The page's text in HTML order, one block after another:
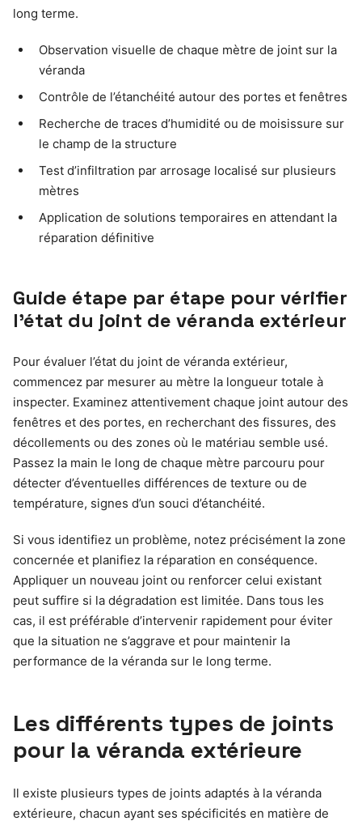
long terme.
Observation visuelle de chaque mètre de joint sur la
véranda
Contrôle de l’étanchéité autour des portes et fenêtres
Recherche de traces d’humidité ou de moisissure sur
le champ de la structure
Test d’infiltration par arrosage localisé sur plusieurs
mètres
Application de solutions temporaires en attendant la
réparation définitive
Guide étape par étape pour vérifier
l’état du joint de véranda extérieur
Pour évaluer l’état du joint de véranda extérieur,
commencez par mesurer au mètre la longueur totale à
inspecter. Examinez attentivement chaque joint autour des
fenêtres et des portes, en recherchant des fissures, des
décollements ou des zones où le matériau semble usé.
Passez la main le long de chaque mètre parcouru pour
détecter d’éventuelles différences de texture ou de
température, signes d’un souci d’étanchéité.
Si vous identifiez un problème, notez précisément la zone
concernée et planifiez la réparation en conséquence.
Appliquer un nouveau joint ou renforcer celui existant
peut suffire si la dégradation est limitée. Dans tous les
cas, il est préférable d’intervenir rapidement pour éviter
que la situation ne s’aggrave et pour maintenir la
performance de la véranda sur le long terme.
Les différents types de joints
pour la véranda extérieure
Il existe plusieurs types de joints adaptés à la véranda
extérieure, chacun ayant ses spécificités en matière de